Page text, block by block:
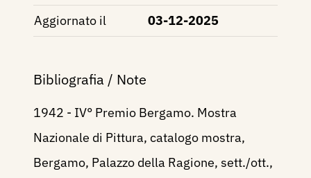
Aggiornato il
03-12-2025
Bibliografia / Note
1942 - IV° Premio Bergamo. Mostra
Nazionale di Pittura, catalogo mostra,
Bergamo, Palazzo della Ragione, sett./ott.,